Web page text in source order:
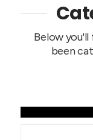
Below
been